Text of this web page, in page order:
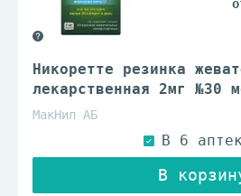
Никоретте резинка
лекарственная 2мг №30
МакНил АБ